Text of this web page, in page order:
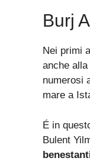
Burj
Nei primi
anche
numerosi
mare a
É in
Bulent